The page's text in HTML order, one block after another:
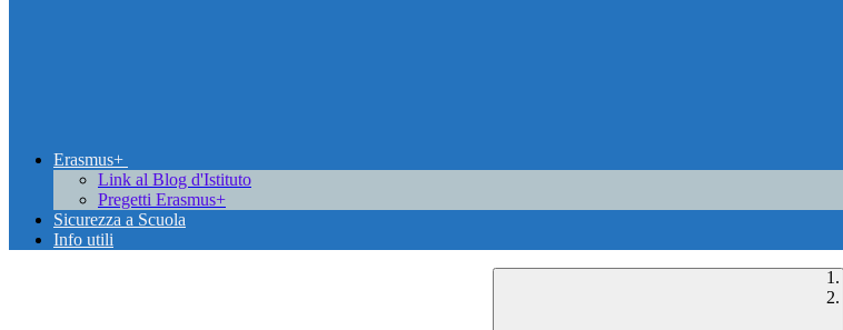
Erasmus+
Link al Blog d'Istituto
Pregetti Erasmus+
Sicurezza a Scuola
Info utili